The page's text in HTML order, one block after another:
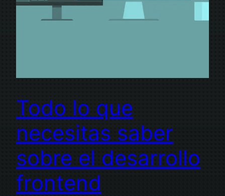
Todo lo que
necesitas saber
sobre el desarrollo
frontend